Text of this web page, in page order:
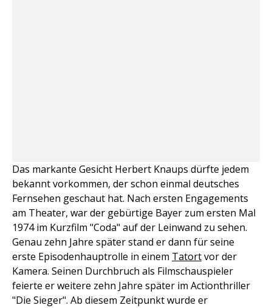
Das markante Gesicht Herbert Knaups dürfte jedem
bekannt vorkommen, der schon einmal deutsches
Fernsehen geschaut hat. Nach ersten Engagements
am Theater, war der gebürtige Bayer zum ersten Mal
1974 im Kurzfilm "Coda" auf der Leinwand zu sehen.
Genau zehn Jahre später stand er dann für seine
erste Episodenhauptrolle in einem Tatortvor der
Kamera. Seinen Durchbruch als Filmschauspieler
feierte er weitere zehn Jahre später im Actionthriller
"Die Sieger". Ab diesem Zeitpunkt wurde er